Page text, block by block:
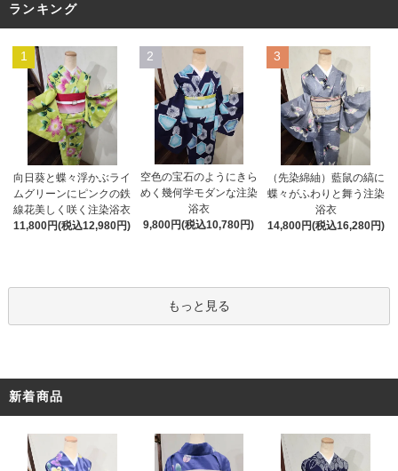
ランキング
1
向日葵と蝶々浮かぶライ
ムグリーンにピンクの鉄
線花美しく咲く注染浴衣
11,800円(税込12,980円)
2
空色の宝石のようにきら
めく幾何学モダンな注染
浴衣
9,800円(税込10,780円)
3
（先染綿紬）藍鼠の縞に
蝶々がふわりと舞う注染
浴衣
14,800円(税込16,280円)
もっと見る
新着商品